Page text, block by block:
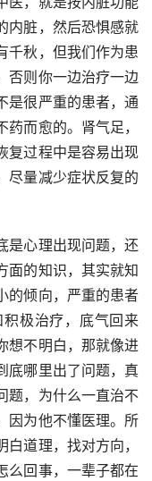
内脏，然后恐惧感就
千秋，但我们作为患
否则你一边治疗一边
是很严重的患者，通
而愈的。肾气足，
复过程中是容易出现
尽量减少症状反复的
是心理出现问题，还
面的知识，其实就知
的倾向，严重的患者
极治疗，底气回来
想不明白，那就像进
底哪里出了问题，真
题，为什么一直治不
因为他不懂医理。所
道理，找对方向，
么回事，一辈子都在